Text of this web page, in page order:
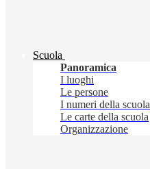
Scuola
Panoramica
I luoghi
Le persone
I numeri della scuola
Le carte della scuola
Organizzazione